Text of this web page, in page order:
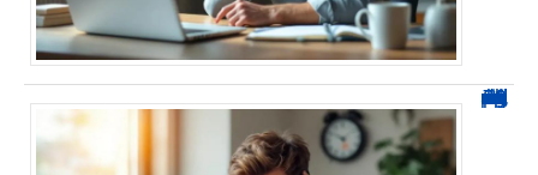
0270 démarchage : comment repérer, bloquer et signaler ces appels